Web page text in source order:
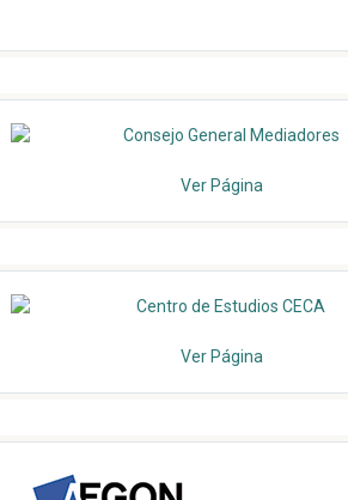
Ver Página
Ver Página